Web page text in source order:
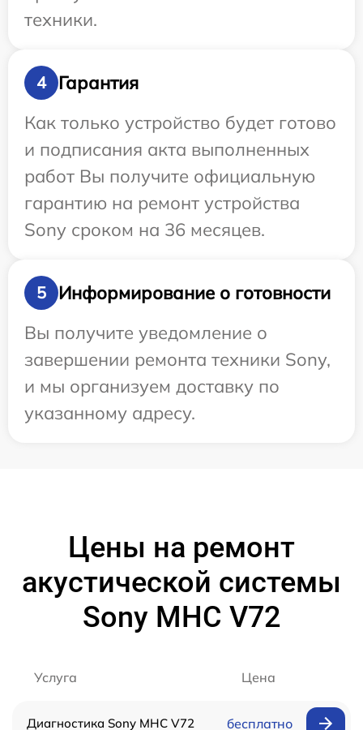
техники.
4
Гарантия
Как только устройство будет готово
и подписания акта выполненных
работ Вы получите официальную
гарантию на ремонт устройства
Sony сроком на 36 месяцев.
5
Информирование о готовности
Вы получите уведомление о
завершении ремонта техники Sony,
и мы организуем доставку по
указанному адресу.
Цены на ремонт
акустической системы
Sony MHC V72
Услуга Цена
Диагностика Sony MHC V72 бесплатно